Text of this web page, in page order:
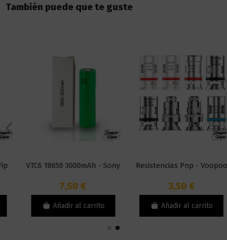
También puede que te guste
VTC6 18650 3000mAh - Sony
7,50 €
Añadir al carrito
Resistencias Pnp - Voopoo
3,50 €
Añadir al carrito